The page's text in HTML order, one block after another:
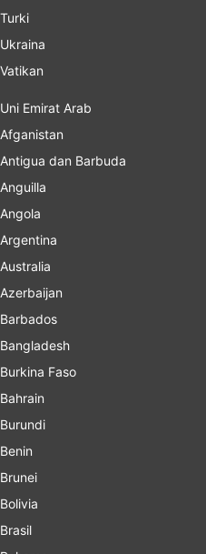
Turki
Ukraina
Vatikan
Uni Emirat Arab
Afganistan
Antigua dan Barbuda
Anguilla
Angola
Argentina
Australia
Azerbaijan
Barbados
Bangladesh
Burkina Faso
Bahrain
Burundi
Benin
Brunei
Bolivia
Brasil